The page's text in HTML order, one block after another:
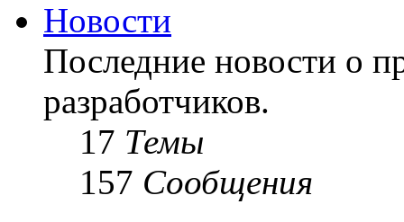
Новости
Последние новости о
разработчиков.
17 Темы
157 Сообщения